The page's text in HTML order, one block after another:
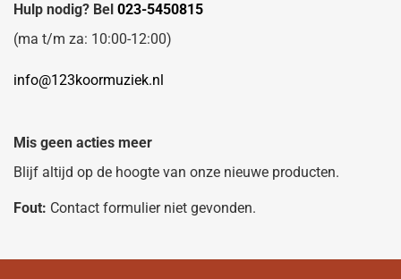
Hulp nodig? Bel 023-5450815
(ma t/m za: 10:00-12:00)
info@123koormuziek.nl
Mis geen acties meer
Blijf altijd op de hoogte van onze nieuwe producten.
Fout: Contact formulier niet gevonden.